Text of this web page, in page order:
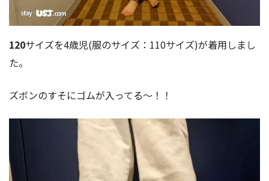
120サイズを4歳児(服のサイズ：110サイズ)が着用しまし
た。
ズボンのすそにゴムが入ってる～！！